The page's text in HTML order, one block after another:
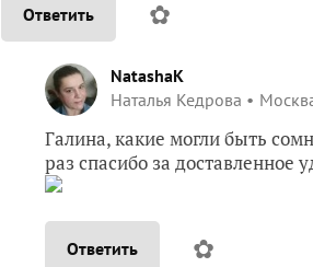
Ответить ✿
NatashaK
Наталья Кедрова
Галина, какие могли быть
раз спасибо за
Ответить ✿